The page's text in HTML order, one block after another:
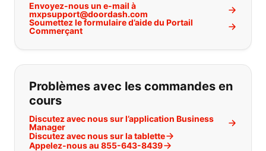
Envoyez-nous un e-mail à
mxpsupport@doordash.com
Soumettez le formulaire d’aide du Portail
Commerçant
Problèmes avec les commandes en
cours
Discutez avec nous sur l’application Business
Manager
Discutez avec nous sur la tablette
Appelez-nous au 855-643-8439